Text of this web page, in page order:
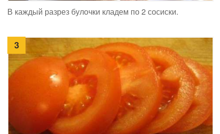
В каждый разрез булочки кладем по 2 сосиски.
3